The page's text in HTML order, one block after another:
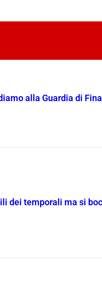
alla Guardia di
dei temporali ma si